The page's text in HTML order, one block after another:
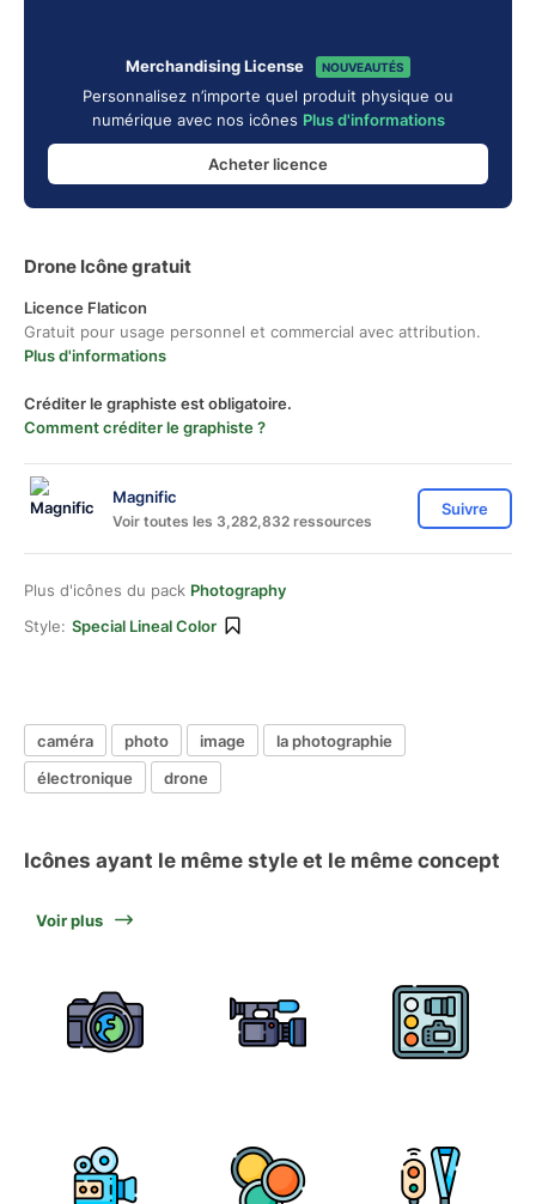
Merchandising License NOUVEAUTÉS
Personnalisez n’importe quel produit physique ou
numérique avec nos icônes Plus d'informations
Acheter licence
Drone Icône gratuit
Licence Flaticon
Gratuit pour usage personnel et commercial avec attribution.
Plus d'informations
Créditer le graphiste est obligatoire.
Comment créditer le graphiste ?
Magnific
Voir toutes les 3,282,832 ressources
Suivre
Plus d'icônes du pack Photography
Style: Special Lineal Color
caméra photo image
la photographie
électronique
drone
Icônes ayant le même style et le même concept
Voir plus